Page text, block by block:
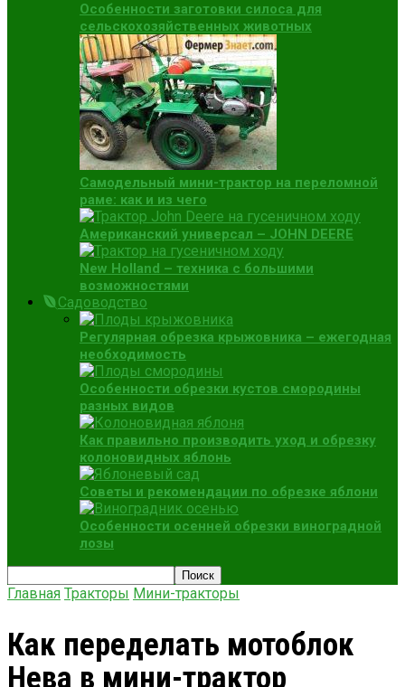
Особенности заготовки силоса для
сельскохозяйственных животных
Самодельный мини-трактор на переломной
раме: как и из чего
Американский универсал – JOHN DEERE
New Holland – техника с большими
возможностями
Садоводство
Регулярная обрезка крыжовника – ежегодная
необходимость
Особенности обрезки кустов смородины
разных видов
Как правильно производить уход и обрезку
колоновидных яблонь
Советы и рекомендации по обрезке яблони
Особенности осенней обрезки виноградной
лозы
Главная Тракторы Мини-тракторы
Как переделать мотоблок
Нева в мини-трактор